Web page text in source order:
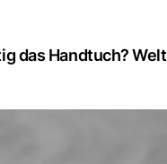
das Handtuch?